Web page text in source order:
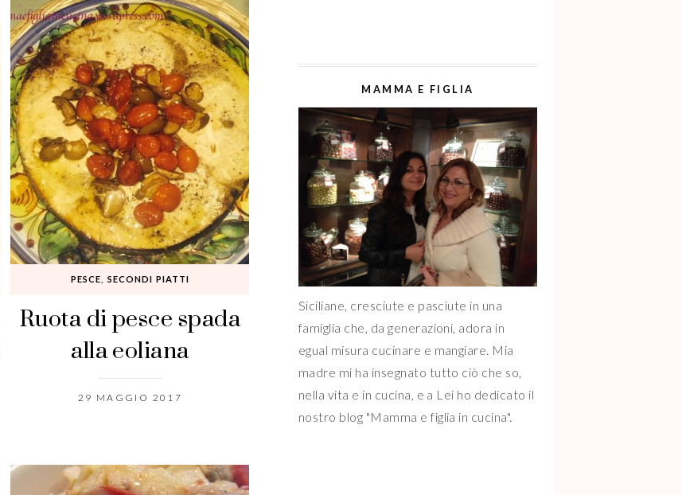
PESCE SECONDI PIATTI
Ruota di pesce spada
alla eoliana
29 MAGGIO 2017
MAMMA E FIGLIA
Siciliane, cresciute e pasciute in una
famiglia che, da generazioni, adora in
egual misura cucinare e mangiare. Mia
madre mi ha insegnato tutto ciò che so,
nella vita e in cucina, e a Lei ho dedicato il
nostro blog "Mamma e figlia in cucina".